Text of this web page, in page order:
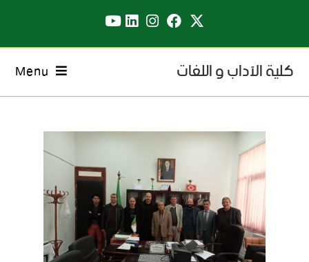
كلية الآداب و اللغات Menu